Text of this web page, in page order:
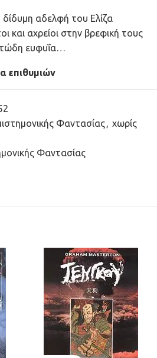
δίδυμη αδελφή του Ελίζα
και αχρείοι στην βρεφική τους
ευφυΐα…
επιθυμιών
Φαντασίας, χωρίς
Φαντασίας